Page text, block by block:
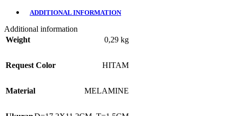
ADDITIONAL INFORMATION
Additional information
Weight
0,29 kg
Request Color HITAM
Material MELAMINE